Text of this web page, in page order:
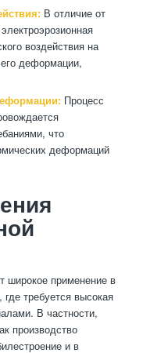
В отличие от
воздействия на
деформации,
Процесс
что
деформаций
широкое применение в
требуется высокая
В частности,
производство
и в